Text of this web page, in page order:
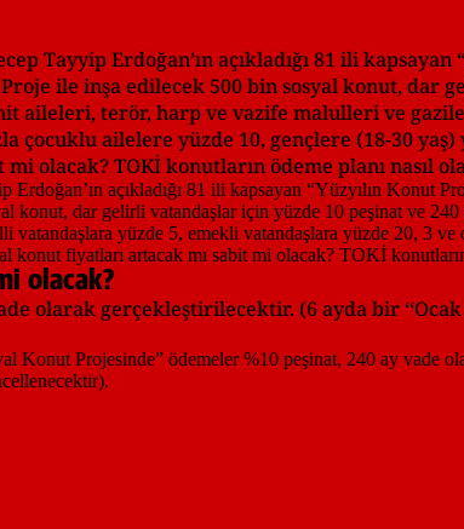
Tayyip Erdoğan’ın açıkladığı 81 ili kapsayan
ile inşa edilecek 500 bin sosyal konut, dar
aileleri, terör, harp ve vazife malulleri ve
çocuklu ailelere yüzde 10, gençlere (18-30
olacak? TOKİ konutların ödeme planı nasıl
olacak?
olarak gerçekleştirilecektir. (6 ayda bir